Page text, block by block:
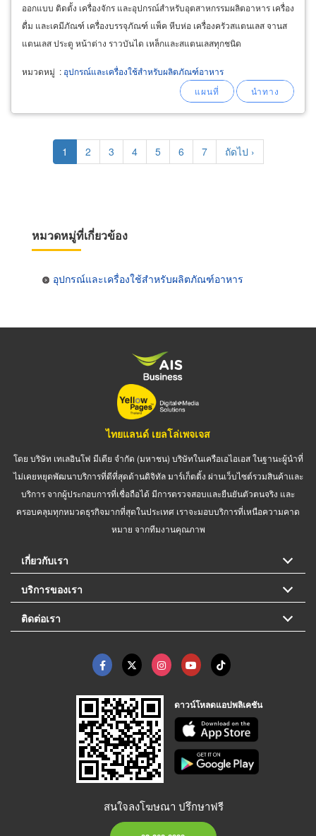
ออกแบบ ติดตั้ง เครื่องจักร และอุปกรณ์สำหรับอุตสาหกรรมผลิตอาหาร เครื่อง
ดื่ม และเคมีภัณฑ์ เครื่องบรรจุภัณฑ์ แพ็ค หีบห่อ เครื่องครัวสแตนเลส จานส
แตนเลส ประตู หน้าต่าง ราวบันได เหล็กและสแตนเลสทุกชนิด
หมวดหมู่ : อุปกรณ์และเครื่องใช้สำหรับผลิตภัณฑ์อาหาร
Pagination
Current
page
1 Page
2 Page
3 Page
4 Page
5 Page
6 Page
7
Next
page
ถัดไป ›
หมวดหมู่ที่เกี่ยวข้อง
อุปกรณ์และเครื่องใช้สำหรับผลิตภัณฑ์อาหาร
ไทยแลนด์ เยลโล่เพจเจส
โดย บริษัท เทเลอินโฟ มีเดีย จำกัด (มหาชน) บริษัทในเครือเอไอเอส ในฐานะผู้นำที่
ไม่เคยหยุดพัฒนาบริการที่ดีที่สุดด้านดิจิทัล มาร์เก็ตติ้ง ผ่านเว็บไซต์รวมสินค้าและ
บริการ จากผู้ประกอบการที่เชื่อถือได้ มีการตรวจสอบและยืนยันตัวตนจริง และ
ครอบคลุมทุกหมวดธุรกิจมากที่สุดในประเทศ เราจะมอบบริการที่เหนือความคาด
หมาย จากทีมงานคุณภาพ
เกี่ยวกับเรา
บริการของเรา
ติดต่อเรา
ดาวน์โหลดแอปพลิเคชัน
สนใจลงโฆษณา ปรึกษาฟรี